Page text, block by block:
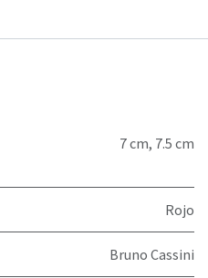
7 cm, 7.5 cm
Rojo
Bruno Cassini